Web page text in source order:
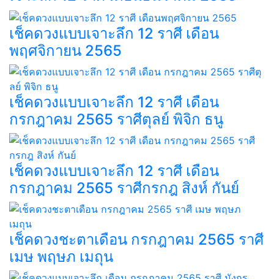
เช็คดวงแบบเจาะลึก 12 ราศี เดือน
พฤศจิกายน 2565
เช็คดวงแบบเจาะลึก 12 ราศี เดือน
กรกฎาคม 2565 ราศีตุลย์ พิจิก ธนู
เช็คดวงแบบเจาะลึก 12 ราศี เดือน
กรกฎาคม 2565 ราศีกรกฎ สิงห์ กันย์
เช็คดวงชะตาเดือน กรกฎาคม 2565 ราศี
เมษ พฤษภ เมถุน